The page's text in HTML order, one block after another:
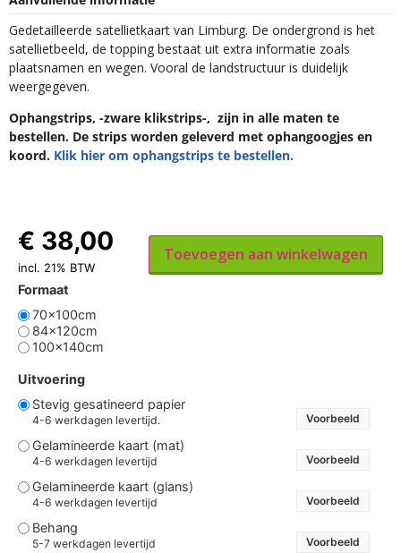
Gedetailleerde satellietkaart van Limburg. De ondergrond is het
satellietbeeld, de topping bestaat uit extra informatie zoals
plaatsnamen en wegen. Vooral de landstructuur is duidelijk
weergegeven.
Ophangstrips, -zware klikstrips-, zijn in alle maten te
bestellen. De strips worden geleverd met ophangoogjes en
koord. Klik hier om ophangstrips te bestellen.
Formaat
70x100cm
84x120cm
100x140cm
Uitvoering
Stevig gesatineerd papier
4-6 werkdagen levertijd. Voorbeeld
Gelamineerde kaart (mat)
4-6 werkdagen levertijd Voorbeeld
Gelamineerde kaart (glans)
4-6 werkdagen levertijd Voorbeeld
Behang
5-7 werkdagen levertijd Voorbeeld
€ 38,00
incl. 21% BTW
Toevoegen aan winkelwagen